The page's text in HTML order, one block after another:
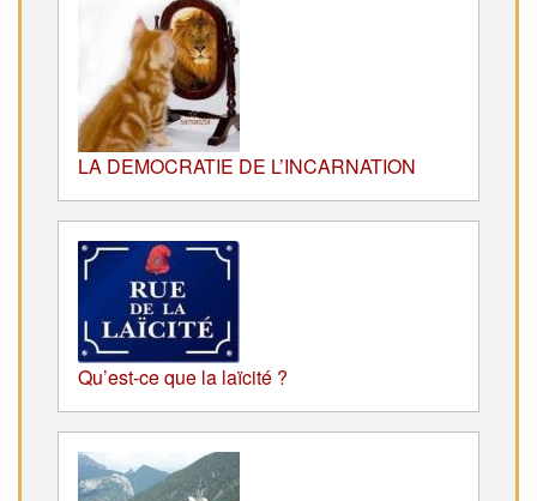
LA DEMOCRATIE DE L’INCARNATION
Qu’est-ce que la laïcité ?